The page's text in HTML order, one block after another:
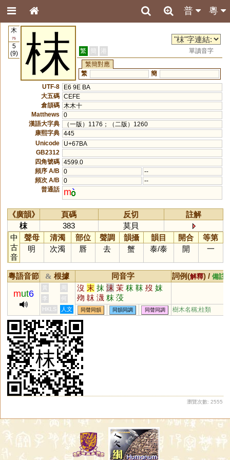
粵
普
木
75
5
(9)
枺 繁 簡 港
單讀音字
繁簡對應
繁
簡
UTF-8
E6 9E BA
大五碼 CEFE
倉頡碼
木木十
Matthews
0
漢語大字典
（一版）1176；（二版）1260
康熙字典 445
Unicode
U+67BA
GB2312
四角號碼 4599.0
頻序 A/B
0
--
頻次 A/B
0
--
普通話
m
《廣韻》 頁碼 反切
註解
枺
383
莫貝
中
古
音
聲母 清濁 部位 聲調 韻攝 韻目 開合
等第
明
次濁 唇 去 蟹 泰/泰 開 一
粵語音節 & 根據 同音字 詞例(解釋) / 備註
mut6
黃 周 沒 末 抹 沫 茉 秣 靺 歿 妺
歾 韎 瀎 粖 莈
李
何
HKLS
人文 同聲同韻 同韻同調 同聲同調 樹木名稱;柱類
瀏覽次數: 2555